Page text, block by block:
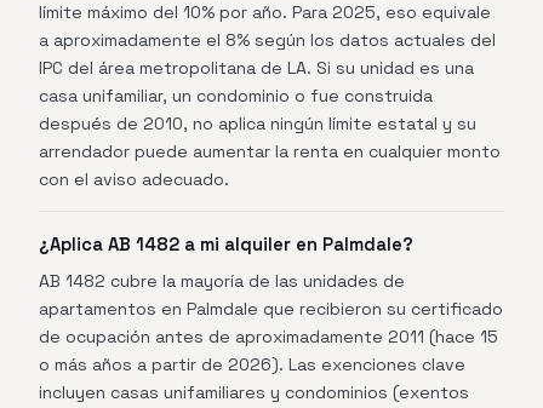
límite máximo del 10% por año. Para 2025, eso equivale
a aproximadamente el 8% según los datos actuales del
IPC del área metropolitana de LA. Si su unidad es una
casa unifamiliar, un condominio o fue construida
después de 2010, no aplica ningún límite estatal y su
arrendador puede aumentar la renta en cualquier monto
con el aviso adecuado.
¿Aplica AB 1482 a mi alquiler en Palmdale?
AB 1482 cubre la mayoría de las unidades de
apartamentos en Palmdale que recibieron su certificado
de ocupación antes de aproximadamente 2011 (hace 15
o más años a partir de 2026). Las exenciones clave
incluyen casas unifamiliares y condominios (exentos